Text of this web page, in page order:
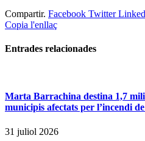
Compartir. Facebook Twitter
Copia l'enllaç
Entrades relacionades
Marta Barrachina destina 1,7
municipis afectats per l’incendi
31 juliol 2026